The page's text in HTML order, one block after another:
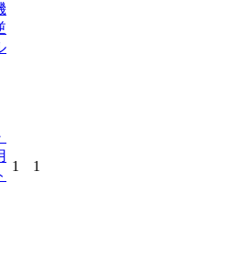
1 1